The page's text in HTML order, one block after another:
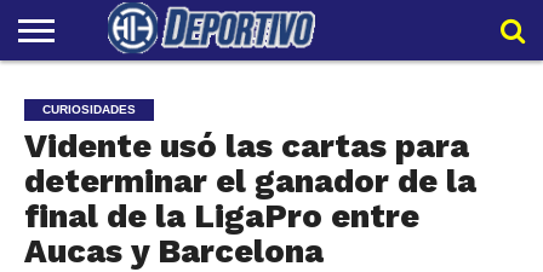
NACIONAL
INTERNACIONAL
EMBAJADORES
POLIDEPORTIVO
POLÍTICAS
DE
PRIVACIDAD
CONTACTO
HIT
EQUIPO
HIT
CURIOSIDADES
Vidente usó las cartas para
determinar el ganador de la
final de la LigaPro entre
Aucas y Barcelona